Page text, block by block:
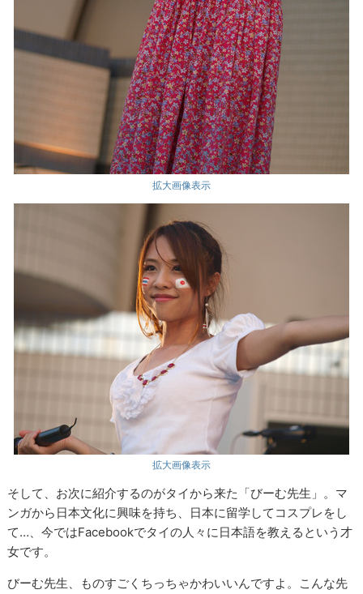
拡大画像表示
拡大画像表示
そして、お次に紹介するのがタイから来た「びーむ先生」。マ
ンガから日本文化に興味を持ち、日本に留学してコスプレをし
て…、今ではFacebookでタイの人々に日本語を教えるという才
女です。
びーむ先生、ものすごくちっちゃかわいいんですよ。こんな先